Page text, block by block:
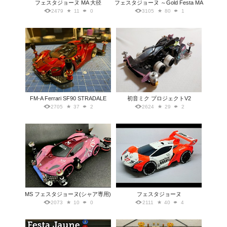
フェスタジョーヌ MA 大径
2479 11 0
フェスタジョーヌ ～Gold Festa MA
3105 80 1
FM-A Ferrari SF90 STRADALE
2705 37 2
初音ミク プロジェクトV2
2624 29 2
MS フェスタジョーヌ(シャア専用)
2073 10 0
フェスタジョーヌ
2111 40 4